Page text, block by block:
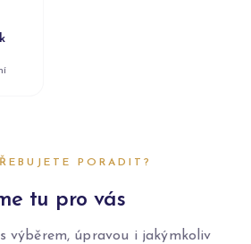
PORADIT?
tu pro vás
výběrem, úpravou i jakýmkoliv